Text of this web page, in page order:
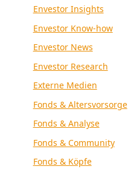
Envestor Insights
Envestor Know-how
Envestor News
Envestor Research
Externe Medien
Fonds & Altersvorsorge
Fonds & Analyse
Fonds & Community
Fonds & Köpfe